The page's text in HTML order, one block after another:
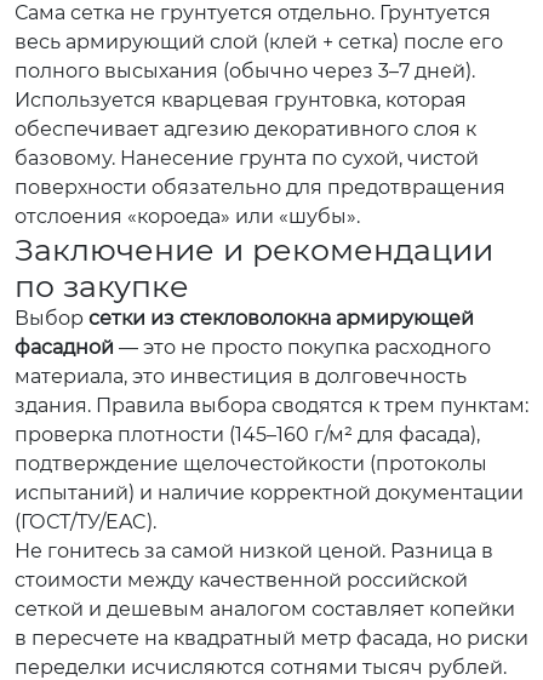
Сама сетка не грунтуется отдельно. Грунтуется
весь армирующий слой (клей + сетка) после его
полного высыхания (обычно через 3–7 дней).
Используется кварцевая грунтовка, которая
обеспечивает адгезию декоративного слоя к
базовому. Нанесение грунта по сухой, чистой
поверхности обязательно для предотвращения
отслоения «короеда» или «шубы».
Заключение и рекомендации
по закупке
Выбор сетки из стекловолокна армирующей
фасадной — это не просто покупка расходного
материала, это инвестиция в долговечность
здания. Правила выбора сводятся к трем пунктам:
проверка плотности (145–160 г/м² для фасада),
подтверждение щелочестойкости (протоколы
испытаний) и наличие корректной документации
(ГОСТ/ТУ/EAC).
Не гонитесь за самой низкой ценой. Разница в
стоимости между качественной российской
сеткой и дешевым аналогом составляет копейки
в пересчете на квадратный метр фасада, но риски
переделки исчисляются сотнями тысяч рублей.